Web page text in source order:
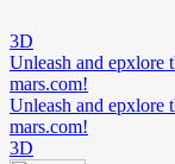
3D
Unleash and epxlore
mars.com!
Unleash and epxlore
mars.com!
3D